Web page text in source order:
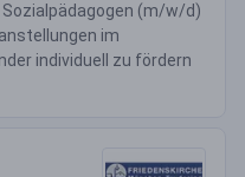
(m/w/d)
im
individuell zu fördern